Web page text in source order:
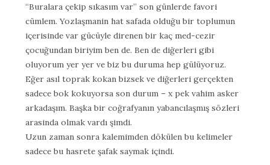
“Buralara çekip sıkasım var” son günlerde favori
cümlem. Yozlaşmanin hat safada olduğu bir toplumun
içerisinde var gücüyle direnen bir kaç med-cezir
çocuğundan biriyim ben de. Ben de diğerleri gibi
oluyorum yer yer ve biz bu duruma hep gülüyoruz.
Eğer asıl toprak kokan bizsek ve diğerleri gerçekten
sadece bok kokuyorsa son durum – x pek vahim asker
arkadaşım. Başka bir coğrafyanın yabancılaşmış sözleri
arasinda olmak vardı şimdi.
Uzun zaman sonra kalemimden dökülen bu kelimeler
sadece bu hasrete şafak saymak içindi.